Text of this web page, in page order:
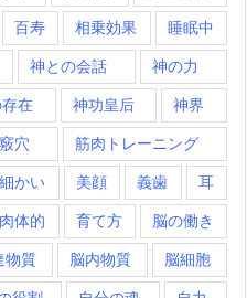
百寿 相乗効果 睡眠中
神との会話 神の力
在 神功皇后 神界
竅穴 筋肉トレーニング
細かい 美顔 義歯 耳
肉体的 育て方 脳の働き
物質 脳内物質 脳細胞